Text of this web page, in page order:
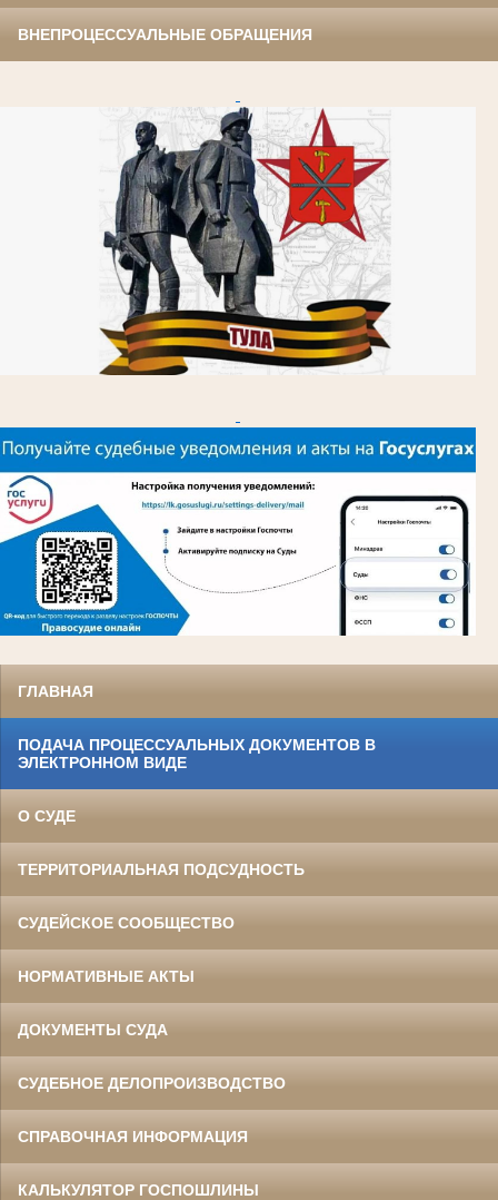
ВНЕПРОЦЕССУАЛЬНЫЕ ОБРАЩЕНИЯ
ГЛАВНАЯ
ПОДАЧА ПРОЦЕССУАЛЬНЫХ ДОКУМЕНТОВ В
ЭЛЕКТРОННОМ ВИДЕ
О СУДЕ
ТЕРРИТОРИАЛЬНАЯ ПОДСУДНОСТЬ
СУДЕЙСКОЕ СООБЩЕСТВО
НОРМАТИВНЫЕ АКТЫ
ДОКУМЕНТЫ СУДА
СУДЕБНОЕ ДЕЛОПРОИЗВОДСТВО
СПРАВОЧНАЯ ИНФОРМАЦИЯ
КАЛЬКУЛЯТОР ГОСПОШЛИНЫ